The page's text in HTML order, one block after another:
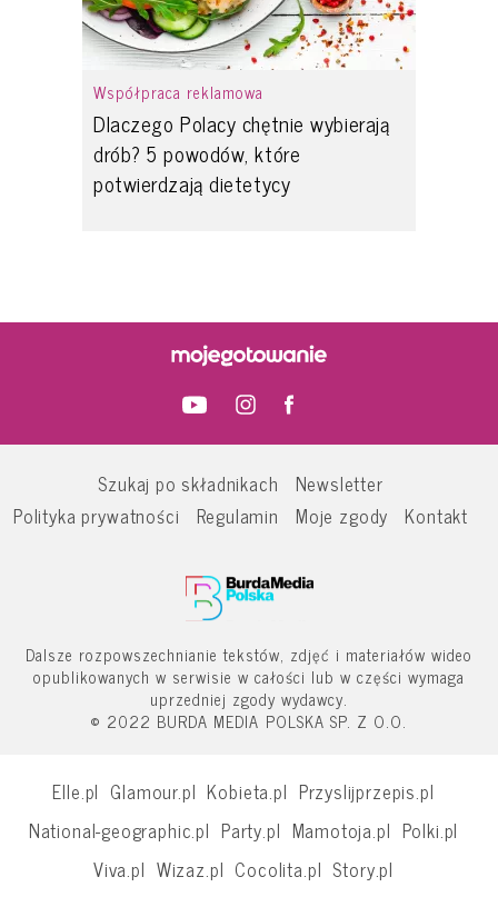
Współpraca reklamowa
Dlaczego Polacy chętnie wybierają
drób? 5 powodów, które
potwierdzają dietetycy
Szukaj po składnikach
Newsletter
Polityka prywatności
Regulamin Moje zgody Kontakt
Dalsze rozpowszechnianie tekstów, zdjęć i materiałów wideo
opublikowanych w serwisie w całości lub w części wymaga
uprzedniej zgody wydawcy.
© 2022 BURDA MEDIA POLSKA SP. Z O.O.
Elle.pl Glamour.pl Kobieta.pl Przyslijprzepis.pl
National-geographic.pl Party.pl Mamotoja.pl Polki.pl
Viva.pl Wizaz.pl Cocolita.pl Story.pl